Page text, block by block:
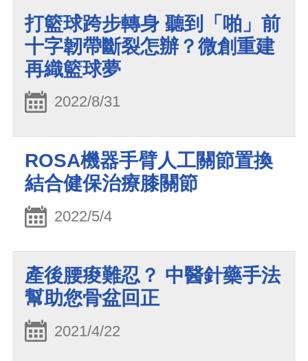
打籃球跨步轉身 聽到「啪」前
十字韌帶斷裂怎辦？微創重建
再織籃球夢
2022/8/31
ROSA機器手臂人工關節置換
結合健保治療膝關節
2022/5/4
產後腰痠難忍？ 中醫針藥手法
幫助您骨盆回正
2021/4/22